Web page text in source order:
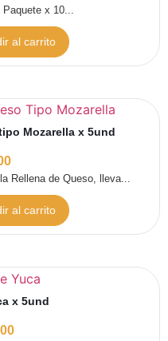
x 10...
al carrito
Mozarella x 5und
Rellena de Queso, lleva...
al carrito
x 5und